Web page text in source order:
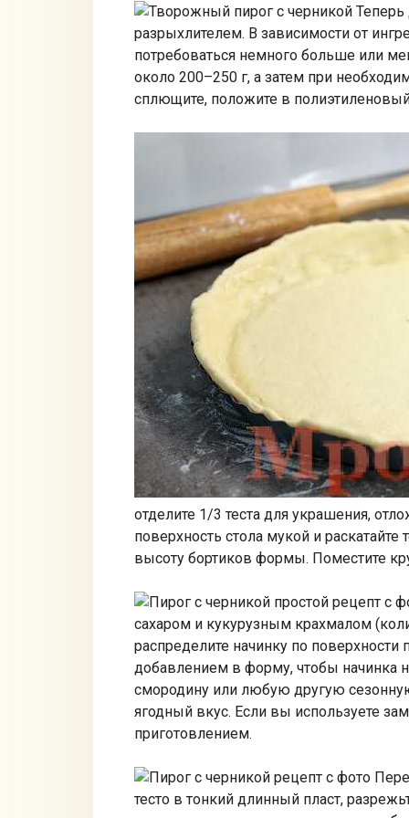
Теперь
разрыхлителем. В зависимости от
потребоваться немного больше или
около 200–250 г, а затем при
сплющите, положите в
отделите 1/3 теста для украшения,
поверхность стола мукой и
высоту бортиков формы. Поместите
сахаром и кукурузным крахмалом
распределите начинку по
добавлением в форму, чтобы начинка
смородину или любую другую
ягодный вкус. Если вы используете
приготовлением.
тесто в тонкий длинный пласт,